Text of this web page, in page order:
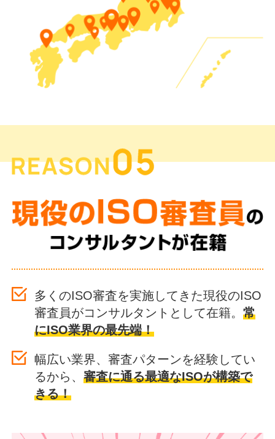
多くのISO審査を実施してきた現役のISO
審査員がコンサルタントとして在籍。 常
にISO業界の最先端！
幅広い業界、審査パターンを経験してい
るから、 審査に通る最適なISOが構築で
きる！